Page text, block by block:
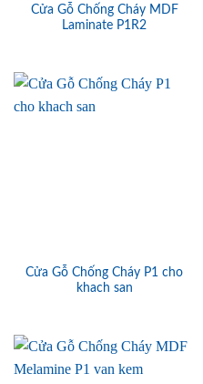
Cửa Gỗ Chống Cháy MDF
Laminate P1R2
Cửa Gỗ Chống Cháy P1 cho
khach san